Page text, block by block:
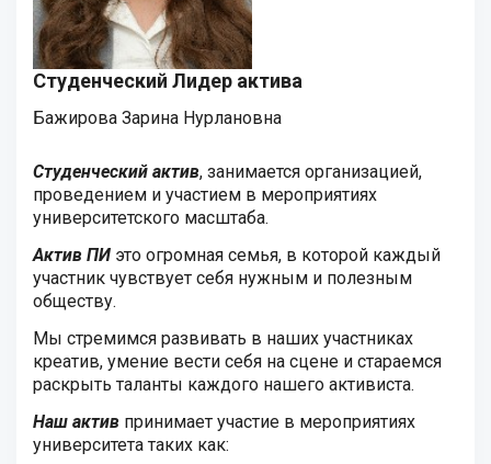
Студенческий Лидер актива
Бажирова Зарина Нурлановна
Студенческий актив, занимается организацией,
проведением и участием в мероприятиях
университетского масштаба.
Актив ПИ это огромная семья, в которой каждый
участник чувствует себя нужным и полезным
обществу.
Мы стремимся развивать в наших участниках
креатив, умение вести себя на сцене и стараемся
раскрыть таланты каждого нашего активиста.
Наш актив принимает участие в мероприятиях
университета таких как: